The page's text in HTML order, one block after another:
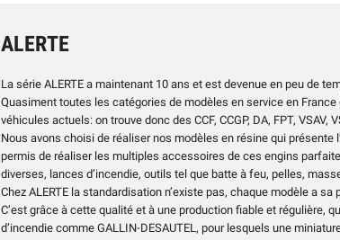
ALERTE
La série ALERTE a maintenant 10 ans et est devenue en peu de
Quasiment toutes les catégories de modèles en service en
véhicules actuels: on trouve donc des CCF, CCGP, DA, FPT, VSAV,
Nous avons choisi de réaliser nos modèles en résine qui
permis de réaliser les multiples accessoires de ces engins
diverses, lances d’incendie, outils tel que batte à feu, pelles,
Chez ALERTE la standardisation n’existe pas, chaque modèle a
C’est grâce à cette qualité et à une production fiable et
d’incendie comme GALLIN-DESAUTEL, pour lesquels une